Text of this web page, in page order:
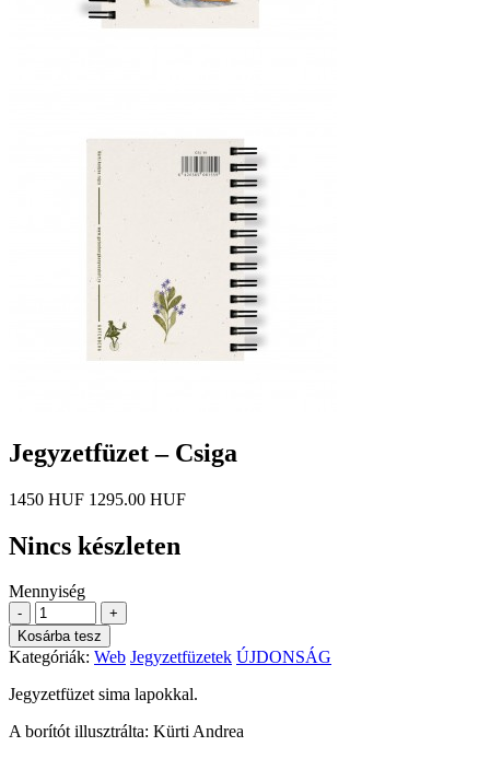
Jegyzetfüzet – Csiga
1450 HUF 1295.00 HUF
Nincs készleten
Mennyiség
-
+
Kosárba tesz
Kategóriák: Web Jegyzetfüzetek ÚJDONSÁG
Jegyzetfüzet sima lapokkal.
A borítót illusztrálta: Kürti Andrea